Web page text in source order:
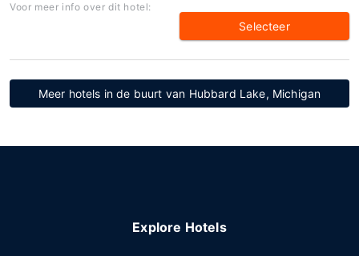
Voor meer info over dit hotel:
Selecteer
Meer hotels in de buurt van Hubbard Lake, Michigan
Explore Hotels